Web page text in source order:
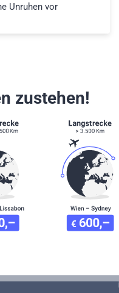
Unruhen vor
zustehen!